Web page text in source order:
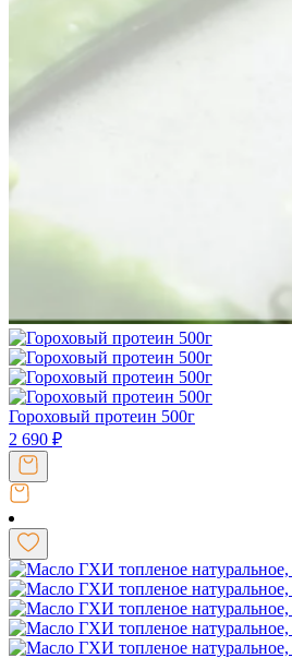
Гороховый протеин 500г
2 690 ₽